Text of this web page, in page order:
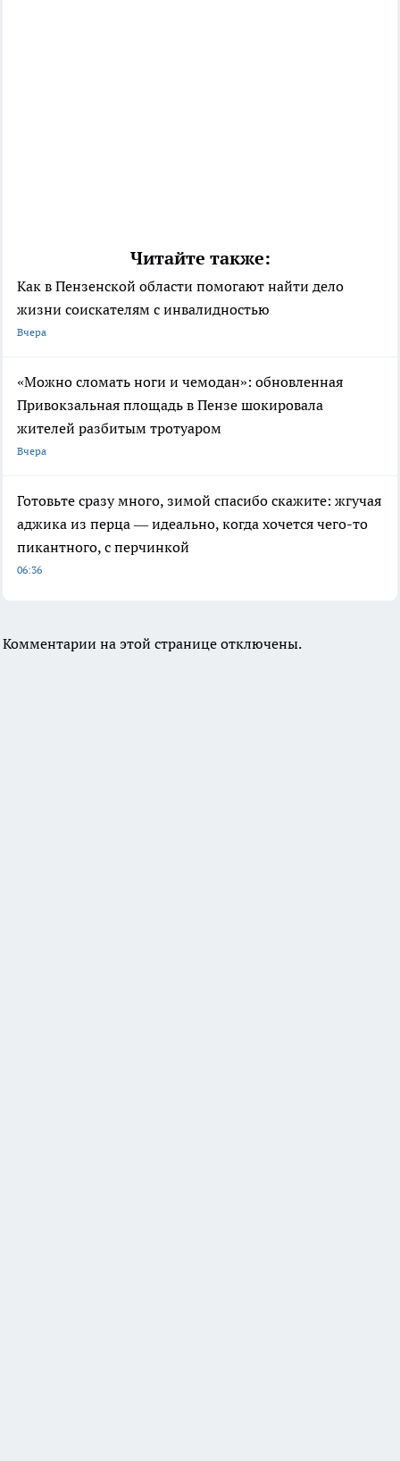
Читайте также:
Как в Пензенской области помогают найти дело
жизни соискателям с инвалидностью
Вчера
«Можно сломать ноги и чемодан»: обновленная
Привокзальная площадь в Пензе шокировала
жителей разбитым тротуаром
Вчера
Готовьте сразу много, зимой спасибо скажите: жгучая
аджика из перца — идеально, когда хочется чего-то
пикантного, с перчинкой
06:36
Комментарии на этой странице отключены.